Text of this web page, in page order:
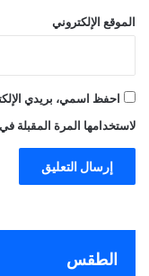
الموقع الإلكتروني
احفظ اسمي، بريدي
لاستخدامها المرة المقبلة
الطقس